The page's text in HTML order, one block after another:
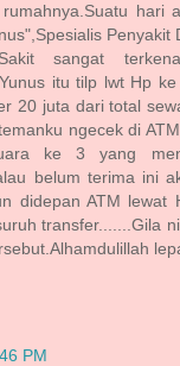
hari
Penyakit
sangat
itu tilp lwt Hp
20 juta dari total
ngecek di
ke 3 yang
belum terima ini
didepan ATM lewat
transfer.......Gila
PM